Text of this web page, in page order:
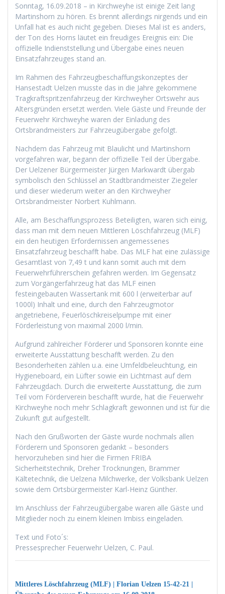
Sonntag, 16.09.2018 – in Kirchweyhe ist einige Zeit lang
Martinshorn zu hören. Es brennt allerdings nirgends und ein
Unfall hat es auch nicht gegeben. Dieses Mal ist es anders,
der Ton des Horns läutet ein freudiges Ereignis ein: Die
offizielle Indienststellung und Übergabe eines neuen
Einsatzfahrzeuges stand an.
Im Rahmen des Fahrzeugbeschaffungskonzeptes der
Hansestadt Uelzen musste das in die Jahre gekommene
Tragkraftspritzenfahrzeug der Kirchweyher Ortswehr aus
Altersgründen ersetzt werden. Viele Gäste und Freunde der
Feuerwehr Kirchweyhe waren der Einladung des
Ortsbrandmeisters zur Fahrzeugübergabe gefolgt.
Nachdem das Fahrzeug mit Blaulicht und Martinshorn
vorgefahren war, begann der offizielle Teil der Übergabe.
Der Uelzener Bürgermeister Jürgen Markwardt übergab
symbolisch den Schlüssel an Stadtbrandmeister Ziegeler
und dieser wiederum weiter an den Kirchweyher
Ortsbrandmeister Norbert Kuhlmann.
Alle, am Beschaffungsprozess Beteiligten, waren sich einig,
dass man mit dem neuen Mittleren Löschfahrzeug (MLF)
ein den heutigen Erfordernissen angemessenes
Einsatzfahrzeug beschafft habe. Das MLF hat eine zulässige
Gesamtlast von 7,49 t und kann somit auch mit dem
Feuerwehrführerschein gefahren werden. Im Gegensatz
zum Vorgängerfahrzeug hat das MLF einen
festeingebauten Wassertank mit 600 l (erweiterbar auf
1000l) Inhalt und eine, durch den Fahrzeugmotor
angetriebene, Feuerlöschkreiselpumpe mit einer
Förderleistung von maximal 2000 l/min.
Aufgrund zahlreicher Förderer und Sponsoren konnte eine
erweiterte Ausstattung beschafft werden. Zu den
Besonderheiten zählen u.a. eine Umfeldbeleuchtung, ein
Hygieneboard, ein Lüfter sowie ein Lichtmast auf dem
Fahrzeugdach. Durch die erweiterte Ausstattung, die zum
Teil vom Förderverein beschafft wurde, hat die Feuerwehr
Kirchweyhe noch mehr Schlagkraft gewonnen und ist für die
Zukunft gut aufgestellt.
Nach den Grußworten der Gäste wurde nochmals allen
Förderern und Sponsoren gedankt – besonders
hervorzuheben sind hier die Firmen FRIBA
Sicherheitstechnik, Dreher Trocknungen, Brammer
Kältetechnik, die Uelzena Milchwerke, der Volksbank Uelzen
sowie dem Ortsbürgermeister Karl-Heinz Günther.
Im Anschluss der Fahrzeugübergabe waren alle Gäste und
Mitglieder noch zu einem kleinen Imbiss eingeladen.
Text und Foto´s:
Pressesprecher Feuerwehr Uelzen, C. Paul.
Mittleres Löschfahrzeug (MLF) | Florian Uelzen 15-42-21 |